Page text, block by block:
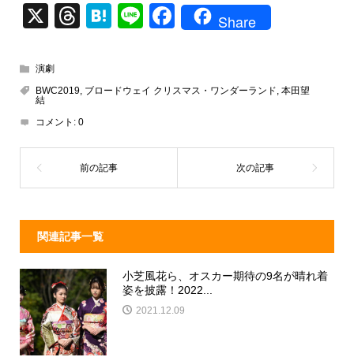
X
T
a
d
s
H
n
Li
F
e
o
k
Share
演劇
BWC2019, ブロードウェイ クリスマス・ワンダーランド, 本田望
結
コメント: 0
関連記事一覧
小芝風花ら、オスカー期待の9名が晴れ着
姿を披露！2022...
2021.12.09